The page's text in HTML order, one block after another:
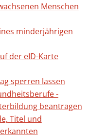
Menschen
minderjährigen
der eID-Karte
sperren lassen
-
beantragen
Titel und